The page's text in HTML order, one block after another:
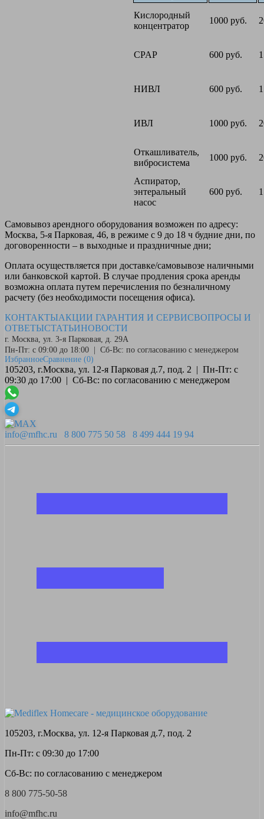
Кислородный
концентратор
1000 руб.
CPAP 600 руб.
НИВЛ 600 руб.
ИВЛ 1000 руб.
Откашливатель,
вибросистема
1000 руб.
Аспиратор,
энтеральный
насос
600 руб.
Самовывоз арендного оборудования возможен по адресу:
Москва, 5-я Парковая, 46, в режиме с 9 до 18 ч будние дни, по
договоренности – в выходные и праздничные дни;
Оплата осуществляется при доставке/самовывозе наличными
или банковской картой. В случае продления срока аренды
возможна оплата путем перечисления по безналичному
расчету (без необходимости посещения офиса).
КОНТАКТЫАКЦИИ ГАРАНТИЯ И СЕРВИСВОПРОСЫ И
ОТВЕТЫСТАТЬИНОВОСТИ
г. Москва, ул. 3-я Парковая, д. 29А
Пн-Пт: с 09:00 до 18:00 | Сб-Вс: по согласованию с менеджером
ИзбранноеСравнение (0)
105203, г.Москва, ул. 12-я Парковая д.7, под. 2 | Пн-Пт: с
09:30 до 17:00 | Сб-Вс: по согласованию с менеджером
info@mfhc.ru 8 800 775 50 58 8 499 444 19 94
105203, г.Москва, ул. 12-я Парковая д.7, под. 2
Пн-Пт: с 09:30 до 17:00
Сб-Вс: по согласованию с менеджером
8 800 775-50-58
info@mfhc.ru